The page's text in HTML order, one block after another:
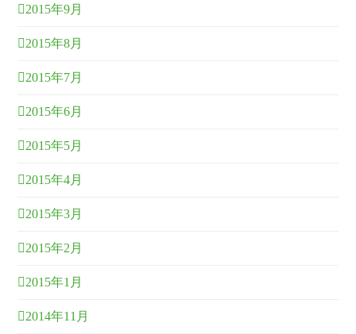
2015年9月
2015年8月
2015年7月
2015年6月
2015年5月
2015年4月
2015年3月
2015年2月
2015年1月
2014年11月